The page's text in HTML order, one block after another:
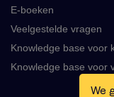
E-boeken
Veelgestelde vragen
Knowledge base voor
Knowledge base voor
We